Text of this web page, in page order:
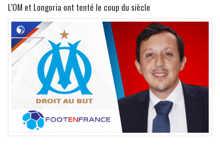
L'OM et Longoria ont tenté le coup du siècle